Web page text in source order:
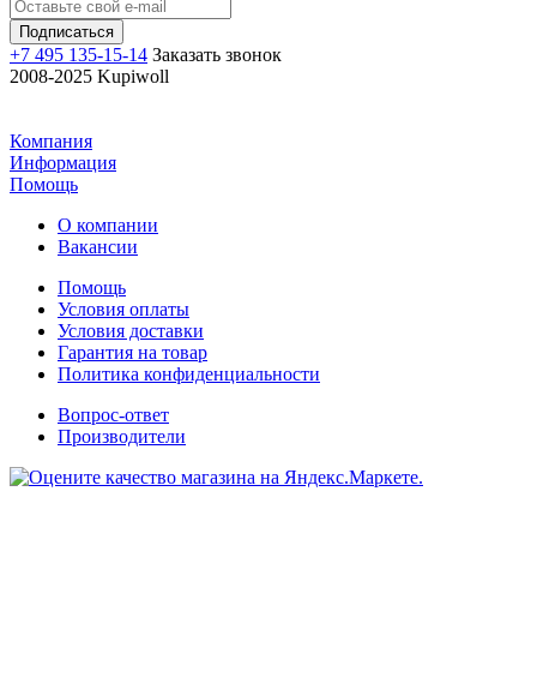
+7 495 135-15-14 Заказать звонок
2008-2025 Kupiwoll
Компания
Информация
Помощь
О компании
Вакансии
Помощь
Условия оплаты
Условия доставки
Гарантия на товар
Политика конфиденциальности
Вопрос-ответ
Производители